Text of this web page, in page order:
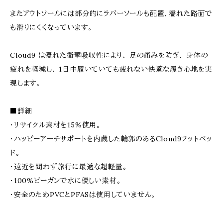
またアウトソールには部分的にラバーソールも配置、濡れた路面で
も滑りにくくなっています。
Cloud9 は優れた衝撃吸収性により、 足の痛みを防ぎ、 身体の
疲れを軽減し、 1日中履いていても疲れない快適な履き心地を実
現します。
■詳細
・リサイクル素材を15%使用。
・ハッピーアーチサポートを内蔵した輪郭のあるCloud9フットベッ
ド。
・遠近を問わず旅行に最適な超軽量。
・100%ビーガンで水に優しい素材。
・安全のためPVCとPFASは使用していません。